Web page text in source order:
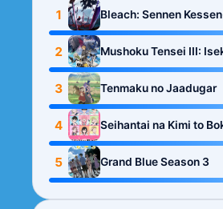
1
Bleach: Sennen
Kashin-tan
2
Mushoku Tensei III:
Ittara Honki Dasu
3 Tenmaku no Jaadugar
4
Seihantai na Kimi to
Season
5 Grand Blue Season 3